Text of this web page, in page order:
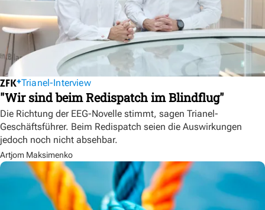
Trianel-Interview
"Wir sind beim Redispatch im Blindflug"
Die Richtung der EEG-Novelle stimmt, sagen Trianel-
Geschäftsführer. Beim Redispatch seien die Auswirkungen
jedoch noch nicht absehbar.
Artjom Maksimenko